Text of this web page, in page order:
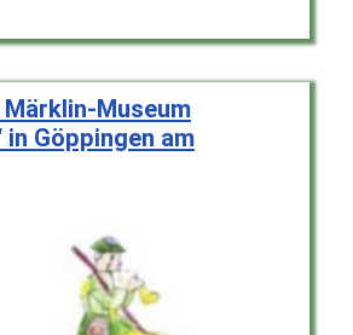
Museum
in Göppingen am